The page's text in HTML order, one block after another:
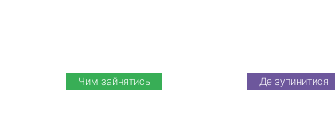
Чим зайнятись Де зупинитися